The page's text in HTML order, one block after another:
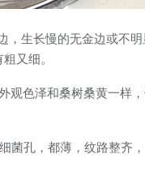
，生长慢的无金边或不
又细。
观色泽和桑树桑黄一样
菌孔，都薄，纹路整齐